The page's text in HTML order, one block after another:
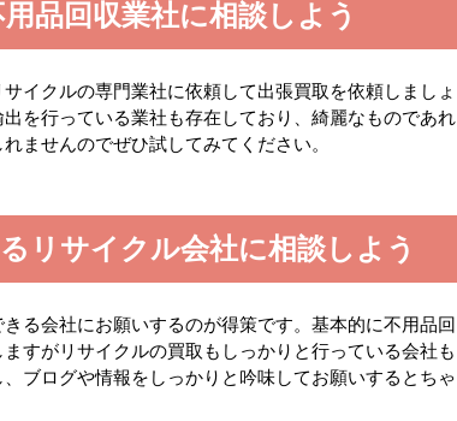
品回収業社に相談しよう
イクルの専門業社に依頼して出張買取を依頼しましょ
を行っている業社も存在しており、綺麗なものであれ
ませんのでぜひ試してみてください。
リサイクル会社に相談しよう
る会社にお願いするのが得策です。基本的に不用品回
すがリサイクルの買取もしっかりと行っている会社も
ブログや情報をしっかりと吟味してお願いするとちゃ